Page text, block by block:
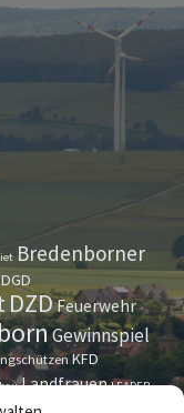
Bredenborner
DGD
DZDFeuerwehr
Gewinnspiel
KFD
Landfrauen LEADER